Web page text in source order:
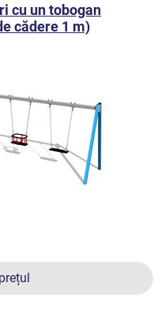
cu un tobogan
cădere 1 m)